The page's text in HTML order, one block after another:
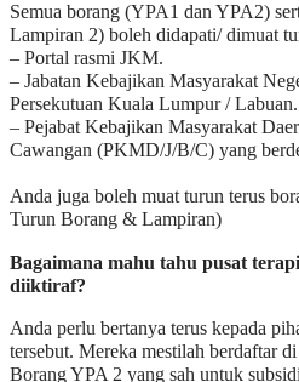
Semua borang (YPA1 dan YPA2)
Lampiran 2) boleh didapati/ dimuat
– Portal rasmi JKM.
– Jabatan Kebajikan Masyarakat
Persekutuan Kuala Lumpur / Labuan.
– Pejabat Kebajikan Masyarakat
Cawangan (PKMD/J/B/C) yang
Anda juga boleh muat turun terus
Turun Borang & Lampiran)
Bagaimana mahu tahu pusat
diiktiraf?
Anda perlu bertanya terus kepada
tersebut. Mereka mestilah berdaftar
Borang YPA 2 yang sah untuk